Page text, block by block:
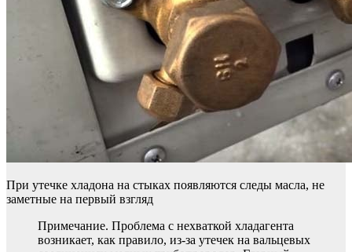
При утечке хладона на стыках появляются следы масла, не
заметные на первый взгляд
Примечание. Проблема с нехваткой хладагента
возникает, как правило, из-за утечек на вальцевых